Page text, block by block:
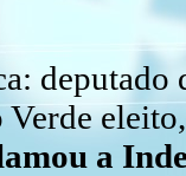
deputado
Verde
a